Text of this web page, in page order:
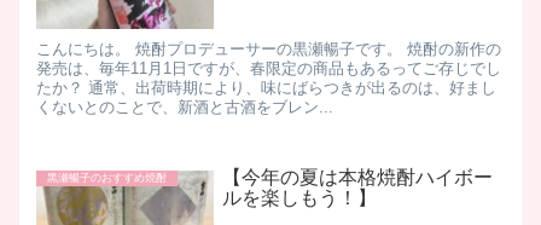
こんにちは。 焼酎プロデューサーの黒瀬暢子です。 焼酎の新作の
発売は、毎年11月1日ですが、春限定の商品もあるってご存じでし
たか？ 通常、出荷時期により、味にばらつきが出るのは、好まし
くないとのことで、新酒と古酒をブレン...
黒瀬暢子のおすすめ焼酎
【今年の夏は本格焼酎ハイボー
ルを楽しもう！】